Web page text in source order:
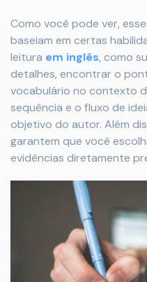
Como você pode ver,
baseiam em certas
leitura em inglês, como
detalhes, encontrar o
vocabulário no contexto
sequência e o fluxo de
objetivo do autor. Além
garantem que você
evidências diretamente